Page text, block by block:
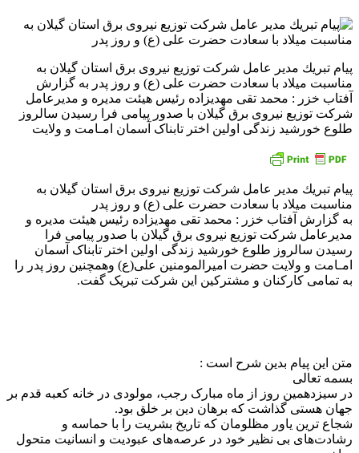
پیام تبریك مدیر عامل شركت توزیع نیروی برق استان گیلان به
مناسبت میلاد با سعادت حضرت علی (ع) و روز پدر به گزارش
آفتاب خزر : محمد تقی مهدیزاده رئیس هیئت مدیره و مدیرعامل
شرکت توزیع نیروی برق گیلان با صدور پیامی فرا رسیدن سالروز
طلوع خورشید زندگی اولین اختر تابناک آسمان امـامت و ولایت
پیام تبریك مدیر عامل شركت توزیع نیروی برق استان گیلان به
مناسبت میلاد با سعادت حضرت علی (ع) و روز پدر
به گزارش آفتاب خزر : محمد تقی مهدیزاده رئیس هیئت مدیره و
مدیرعامل شرکت توزیع نیروی برق گیلان با صدور پیامی فرا
رسیدن سالروز طلوع خورشید زندگی اولین اختر تابناک آسمان
امـامت و ولایت حضرت امیرالمومنین علی(ع) وهمچنین روز پدر را
به تمامی کارکنان و مشترکین این شرکت تبریک گفت.
متن این پیام بدین شرح است :
بسمه تعالی
در سیزدهمین روز از ماه مبارک رجب، مولودی در خانه کعبه قدم بر
جهان هستی گذاشت که برهان دین بر خلق بود.
شجاع ترین یاور مظلومان که تاریخ بشریت را با حماسه و
رشادت‌های بی‌ نظیر خود در عرصه‌های عبودیت و انسانیت متحول